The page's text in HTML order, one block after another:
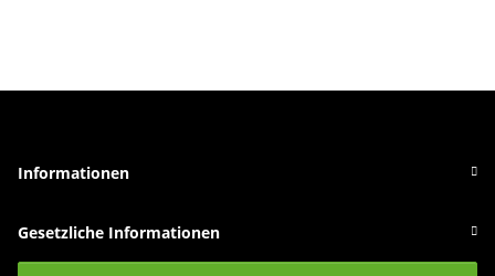
Informationen
Gesetzliche Informationen